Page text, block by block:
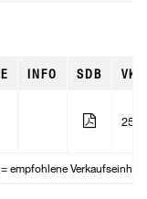
INFO SDB VKE
25
empfohlene Verkaufseinheit